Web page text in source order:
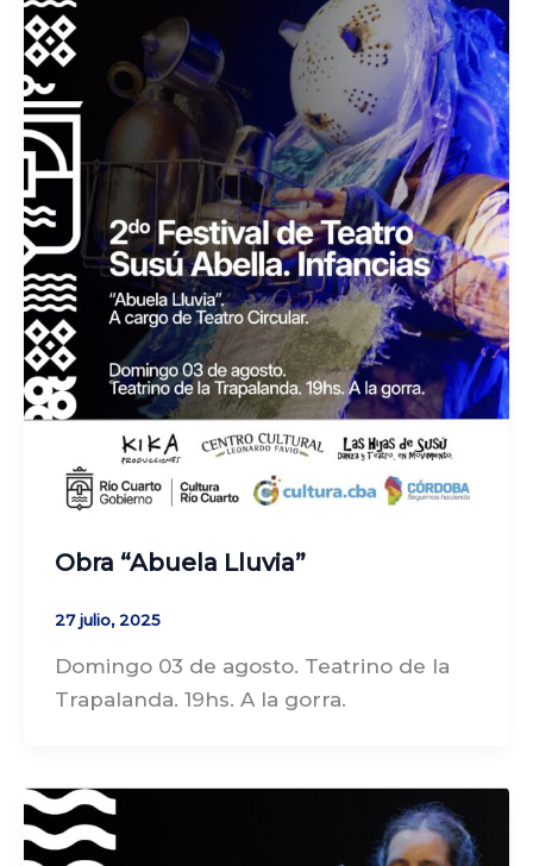
Obra “Abuela Lluvia”
27 julio, 2025
Domingo 03 de agosto. Teatrino de la
Trapalanda. 19hs. A la gorra.